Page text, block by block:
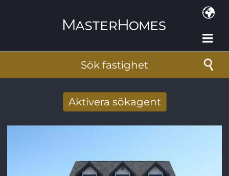
Sök fastighet
Aktivera sökagent